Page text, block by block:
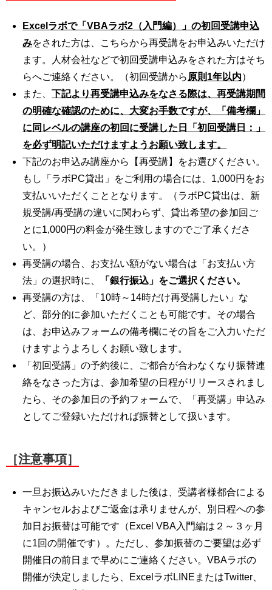
Excelラボで「VBAラボ2（入門編）」の初回受講申込
みをされた方は、こちらから再受講をお申込みいただけ
ます。人材会社などで初回受講申込みをされた方はそち
らへご連絡ください。（初回受講から 原則1年以内）
また、下記より再受講申込みをなさる際は、再受講期間
の明確な確認のために、大変お手数ですが、「備考欄」
に同レベルの講座の初回に受講した日「初回受講日：」
を必ず明記いただけますようお願い致します。
下記のお申込み講座から【再受講】をお選びください。
もし「ラボPC貸出」をご利用の場合には、1,000円をお
支払いいただくこととなります。（ラボPC貸出は、新
規受講/再受講の違いに関わらず、貸出希望の参加回ご
とに1,000円の料金が発生致しますのでご了承くださ
い。）
再受講の場合、お支払い額がない場合は「お支払い方
法」の選択時に、
「銀行振込」をご選択ください。
再受講の方は、「10時～14時だけ再受講したい」な
ど、部分的に参加いただくことも可能です。その場合
は、お申込みフォームの備考欄にその旨をご入力いただ
けますようよろしくお願い致します。
「初回受講」の予約後に、ご都合が合わなくなり振替連
絡をなさった方は、参加希望の日程がリリースされまし
たら、その参加日の予約フォームで、「再受講」申込み
としてご登録いただければ振替として扱います。
［注意事項］
一旦お振込みいただきました後は、受講者様都合による
キャンセルおよびご返金は承りませんが、別日程への参
加日お振替は可能です（Excel VBA入門編は２～３ヶ月
に1回の開催です）。ただし、参加振替のご要望は必ず
開催日の前日まで早めにご連絡ください。VBAラボの
開催が決定しましたら、ExcelラボLINEまたはTwitter、